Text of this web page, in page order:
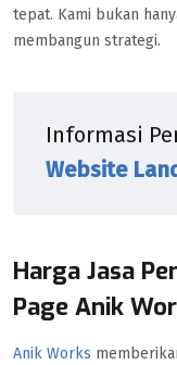
tepat. Kami bukan
membangun strategi.
Informasi
Website
Harga Jasa
Page Anik
Anik Works